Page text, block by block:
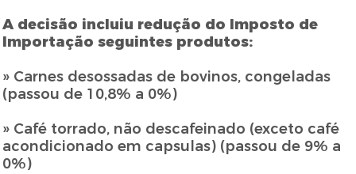
A decisão incluiu redução do Imposto de
Importação seguintes produtos:
» Carnes desossadas de bovinos, congeladas
(passou de 10,8% a 0%)
» Café torrado, não descafeinado (exceto café
acondicionado em capsulas) (passou de 9% a
0%)